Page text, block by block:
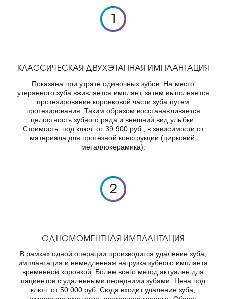
КЛАССИЧЕСКАЯ ДВУХЭТАПНАЯ ИМПЛАНТАЦИЯ
Показана при утрате одиночных зубов. На место
утерянного зуба вживляется имплант, затем выполняется
протезирование коронковой части зуба путем
протезирования. Таким образом восстанавливается
целостность зубного ряда и внешний вид улыбки.
Стоимость под ключ: от 39 900 руб., в зависимости от
материала для протезной конструкции (цирконий,
металлокерамика).
ОДНОМОМЕНТНАЯ ИМПЛАНТАЦИЯ
В рамках одной операции производится удаление зуба,
имплантация и немедленная нагрузка зубного импланта
временной коронкой. Более всего метод актуален для
пациентов с удаленными передними зубами. Цена под
ключ: от 50 000 руб. Сюда входит удаление зуба,